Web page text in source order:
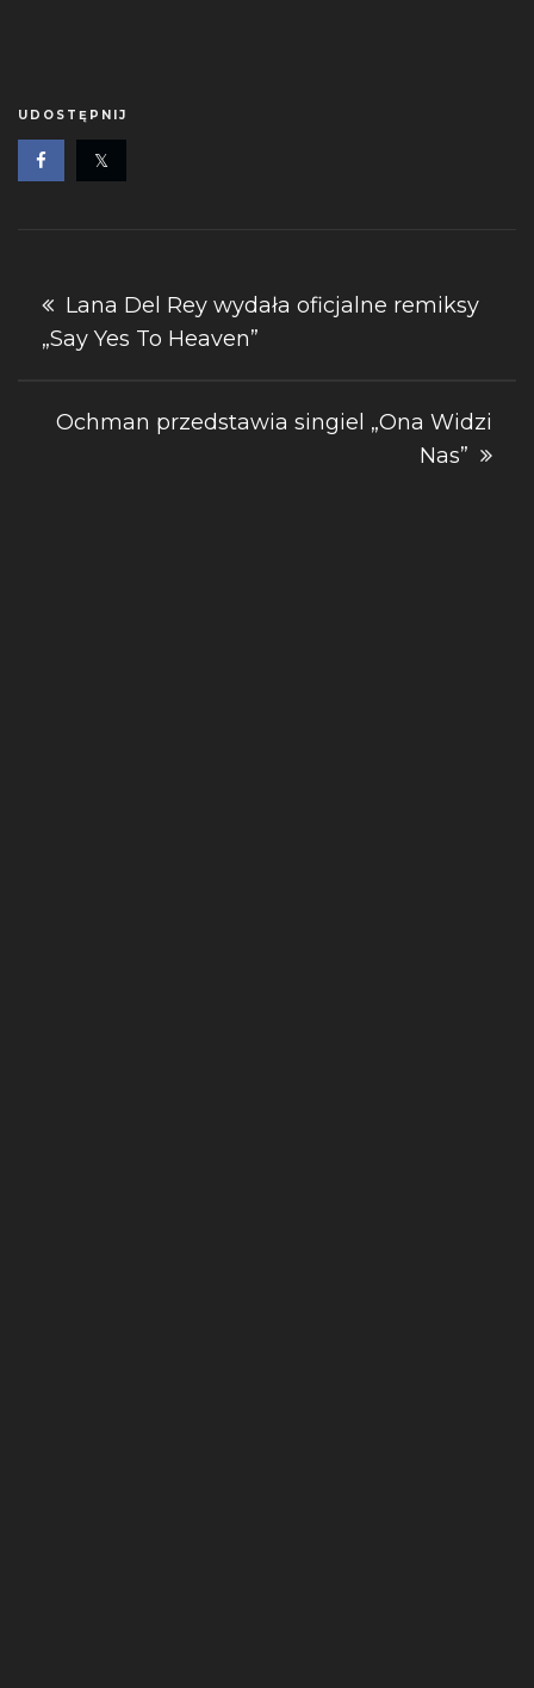
UDOSTĘPNIJ
Nawigacja
wpisu
Lana Del Rey wydała oficjalne remiksy
„Say Yes To Heaven”
Ochman przedstawia singiel „Ona Widzi
Nas”